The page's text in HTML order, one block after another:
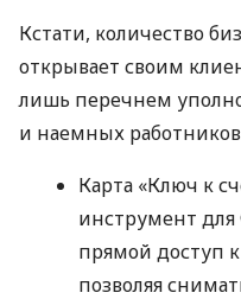
Кстати, количество
открывает своим
лишь перечнем
и наемных
Карта «Ключ к
инструмент
прямой доступ
позволяя